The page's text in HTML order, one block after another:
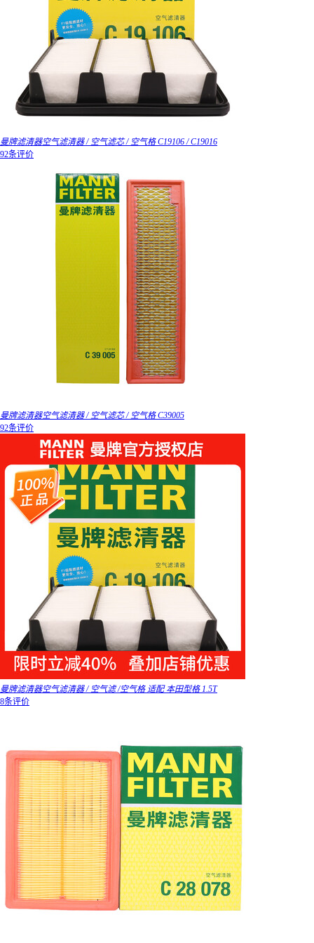
曼牌滤清器空气滤清器 / 空气滤芯 / 空气格 C19106 / C19016
92条评价
曼牌滤清器空气滤清器 / 空气滤芯 / 空气格 C39005
92条评价
曼牌滤清器空气滤清器 / 空气滤 /空气格 适配 本田型格 1.5T
8条评价